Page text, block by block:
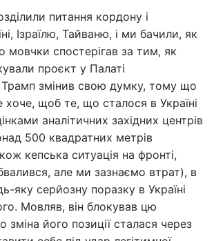
питання кордону і
Ізраїлю, Тайваню, і ми бачили, як
мовчки спостерігав за тим, як
проєкт у Палаті
Трамп змінив свою думку, тому що
хоче, щоб те, що сталося в Україні
аналітичних західних центрів
500 квадратних метрів
кепська ситуація на фронті,
але ми зазнаємо втрат), в
яку серйозну поразку в Україні
Мовляв, він блокував цю
зміна його позиції сталася через